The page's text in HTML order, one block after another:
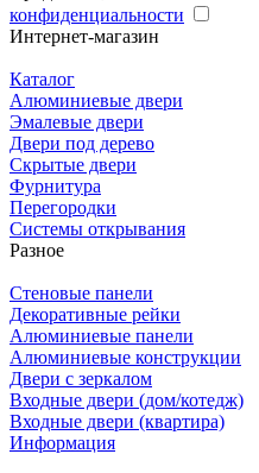
конфиденциальности
Интернет-магазин
Каталог
Алюминиевые двери
Эмалевые двери
Двери под дерево
Скрытые двери
Фурнитура
Перегородки
Системы открывания
Разное
Стеновые панели
Декоративные рейки
Алюминиевые панели
Алюминиевые конструкции
Двери с зеркалом
Входные двери (дом/котедж)
Входные двери (квартира)
Информация